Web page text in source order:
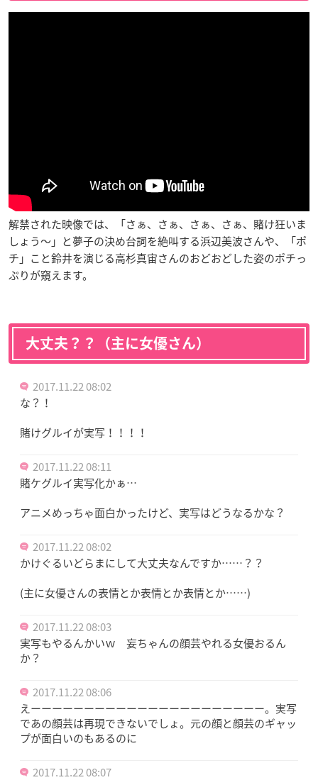
解禁された映像では、「さぁ、さぁ、さぁ、さぁ、賭け狂いま
しょう～」と夢子の決め台詞を絶叫する浜辺美波さんや、「ポ
チ」こと鈴井を演じる高杉真宙さんのおどおどした姿のポチっ
ぷりが窺えます。
大丈夫？？（主に女優さん）
2017.11.22 08:02
な？！
賭けグルイが実写！！！！
2017.11.22 08:11
賭ケグルイ実写化かぁ…
アニメめっちゃ面白かったけど、実写はどうなるかな？
2017.11.22 08:02
かけぐるいどらまにして大丈夫なんですか……？？
(主に女優さんの表情とか表情とか表情とか……)
2017.11.22 08:03
実写もやるんかいｗ 妄ちゃんの顔芸やれる女優おるん
か？
2017.11.22 08:06
えーーーーーーーーーーーーーーーーーーーーーー。実写
であの顔芸は再現できないでしょ。元の顔と顔芸のギャッ
プが面白いのもあるのに
2017.11.22 08:07